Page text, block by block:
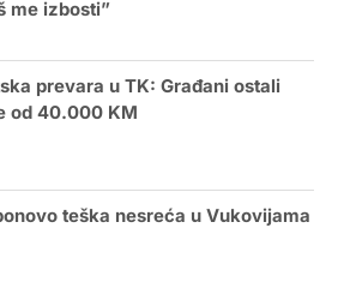
me izbosti”
prevara u TK: Građani ostali
od 40.000 KM
teška nesreća u Vukovijama